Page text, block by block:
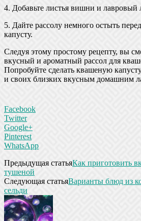
4. Добавьте листья вишни и лавровый
5. Дайте рассолу немного остыть
капусту.
Следуя этому простому рецепту, вы
вкусный и ароматный рассол для
Попробуйте сделать квашеную
и своих близких вкусным домашним
Facebook
Twitter
Google+
Pinterest
WhatsApp
Предыдущая статьяКак приготовить
тушеной
Следующая статьяВарианты блюд из
сельди